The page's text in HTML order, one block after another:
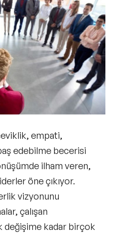
empati,
edebilme becerisi
ilham veren,
öne çıkıyor.
vizyonunu
çalışan
değişime kadar birçok